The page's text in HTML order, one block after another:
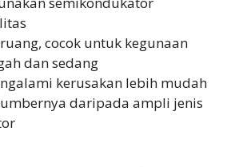
cocok untuk kegunaan
dan sedang
kerusakan lebih mudah
daripada ampli jenis